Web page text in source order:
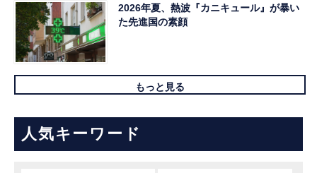
2026年夏、熱波『カニキュール』が暴い
た先進国の素顔
もっと見る
人気キーワード